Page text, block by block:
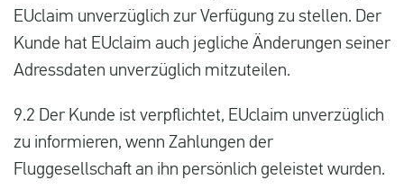
EUclaim unverzüglich zur Verfügung zu stellen. Der
Kunde hat EUclaim auch jegliche Änderungen seiner
Adressdaten unverzüglich mitzuteilen.
9.2 Der Kunde ist verpflichtet, EUclaim unverzüglich
zu informieren, wenn Zahlungen der
Fluggesellschaft an ihn persönlich geleistet wurden.